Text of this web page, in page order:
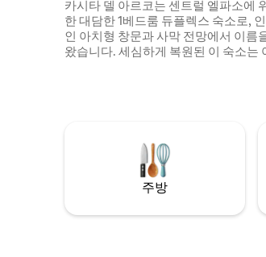
인츠
카시타 델 아르코는 센트럴 엘파소에
한 대담한 1베드룸 듀플렉스 숙소로,
인 아치형 창문과 사막 전망에서 이름
왔습니다. 세심하게 복원된 이 숙소는
토랑까지 걸어서 갈 수 있으며, 햇살이
고 예술적인 분위기의 이 공간에서 휴식
취하실 수도 있습니다. 친구들과 함께
하시나요? 바로 옆에 있는 카시타 티에
사를 확인해 보세요.
주방